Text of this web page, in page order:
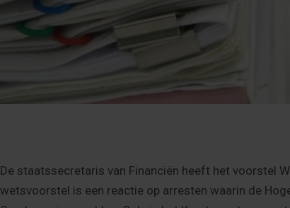
De staatssecretaris van Financiën heeft het voorstel
wetsvoorstel is een reactie op arresten waarin de